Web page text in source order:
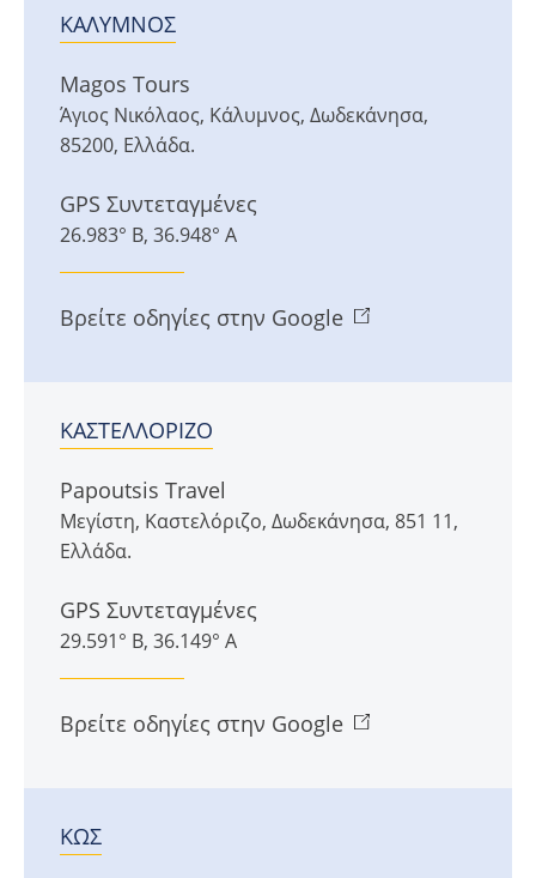
ΚΆΛΥΜΝΟΣ
Magos Tours
Άγιος Νικόλαος, Κάλυμνος, Δωδεκάνησα,
85200, Ελλάδα.
GPS Συντεταγμένες
26.983° Β, 36.948° Α
Βρείτε οδηγίες στην Google
ΚΑΣΤΕΛΛΌΡΙΖΟ
Papoutsis Travel
Μεγίστη, Καστελόριζο, Δωδεκάνησα, 851 11,
Ελλάδα.
GPS Συντεταγμένες
29.591° Β, 36.149° Α
Βρείτε οδηγίες στην Google
ΚΩΣ